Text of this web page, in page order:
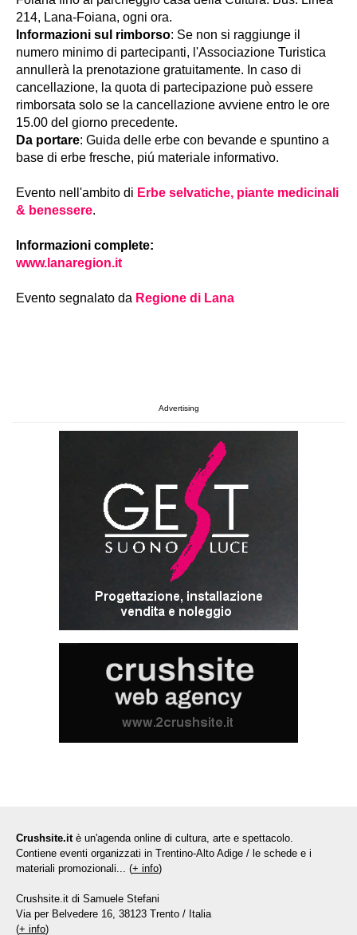
214, Lana-Foiana, ogni ora.
Informazioni sul rimborso: Se non si raggiunge il
numero minimo di partecipanti, l'Associazione Turistica
annullerà la prenotazione gratuitamente. In caso di
cancellazione, la quota di partecipazione può essere
rimborsata solo se la cancellazione avviene entro le ore
15.00 del giorno precedente.
Da portare: Guida delle erbe con bevande e spuntino a
base di erbe fresche, piú materiale informativo.
Evento nell'ambito di Erbe selvatiche, piante medicinali
& benessere.
Informazioni complete:
www.lanaregion.it
Evento segnalato da Regione di Lana
Advertising
Crushsite.it è un'agenda online di cultura, arte e spettacolo.
Contiene eventi organizzati in Trentino-Alto Adige / le schede e i
materiali promozionali... (+ info)
Crushsite.it di Samuele Stefani
Via per Belvedere 16, 38123 Trento / Italia
(+ info)